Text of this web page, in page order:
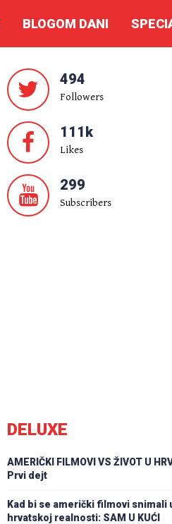
BLOGOM DANI
494
Followers
111k
Likes
299
Subscribers
DELUXE
AMERIČKI FILMOVI VS ŽIVOT U
Prvi dejt
Kad bi se američki filmovi snimali
hrvatskoj realnosti: SAM U KUĆI